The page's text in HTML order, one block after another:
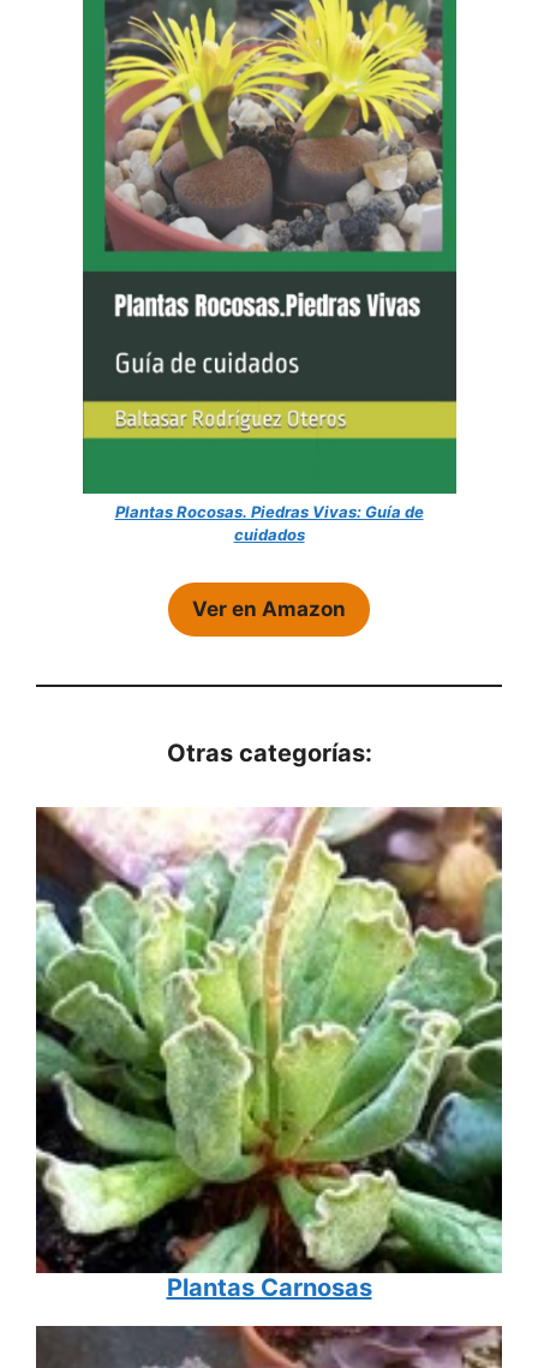
Plantas Rocosas. Piedras Vivas: Guía de
cuidados
Ver en Amazon
Otras categorías:
Plantas Carnosas